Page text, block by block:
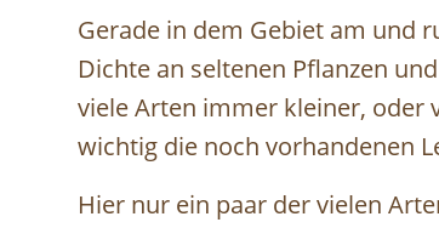
Gerade in dem Gebiet am und
Dichte an seltenen Pflanzen
viele Arten immer kleiner, oder
wichtig die noch vorhandenen
Hier nur ein paar der vielen